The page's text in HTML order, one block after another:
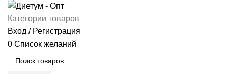
Категории товаров
Вход / Регистрация
0 Список желаний